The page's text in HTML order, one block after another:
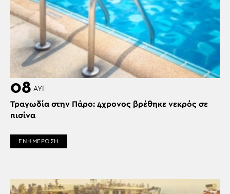
08 ΑΥΓ
Τραγωδία στην Πάρο: 4χρονος βρέθηκε νεκρός σε
πισίνα
ΕΝΗΜΕΡΩΣΗ